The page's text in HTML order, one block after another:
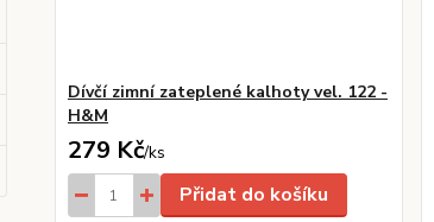
Dívčí zimní zateplené kalhoty vel. 122 -
H&M
279 Kč/ks
Přidat do košíku